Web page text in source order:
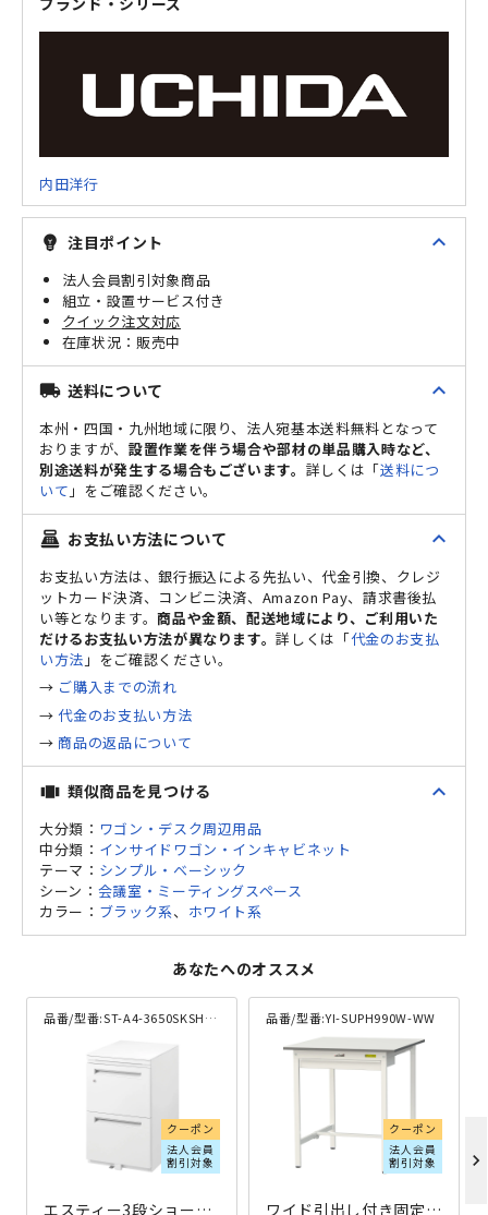
内田洋行
emoji_objects 注目ポイント expand_less
法人会員割引対象商品
組立・設置サービス付き
クイック注文対応
販売中
local_shipping 送料について expand_less
本州・四国・九州地域に限り、法人宛基本送料無料となって
おりますが、 設置作業を伴う場合や部材の単品購入時など、
別途送料が発生する場合もございます。 詳しくは「送料につ
いて 」をご確認ください。
point_of_sale お支払い方法について expand_less
お支払い方法は、銀行振込による先払い、代金引換、クレジ
ットカード決済、コンビニ決済、Amazon Pay、請求書後払
い等となります。商品や金額、配送地域により、ご利用いた
だけるお支払い方法が異なります。詳しくは「代金のお支払
い方法 」をご確認ください。
→ ご購入までの流れ
→代金のお支払い方法
→ 商品の返品について
view_carousel 類似商品を見つける expand_less
大分類： ワゴン・デスク周辺用品
中分類： インサイドワゴン・インキャビネット
テーマ： シンプル・ベーシック
シーン： 会議室・ミーティングスペース
カラー： ブラック系、 ホワイト系
あなたへのオススメ
品番/型番:ST-A4-3650SKSH-OW
クーポン
法人会員
割引対象
エスティー3段ショートワゴン W396×D485×H650 ホワイト
品番/型番:YI-SUPH990W-WW
クーポン
法人会員
割引対象
ワイド引出し付き固定式ワークテーブル ハイタイプ W900×D900×H950 ホワイト
chevron_right